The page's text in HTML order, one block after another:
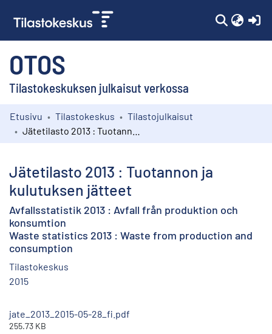
OTOS
Tilastokeskuksen julkaisut verkossa
Kokoelmat
Etusivu Tilastokeskus
Tilastojulkaisut
Jätetilasto 2013 : Tuotannon ja
kulutuksen jätteet
Avfallsstatistik 2013 : Avfall från produktion och
konsumtion
Waste statistics 2013 : Waste from production and
consumption
Tilastokeskus
2015
jate_2013_2015-05-28_fi.pdf
255.73 KB